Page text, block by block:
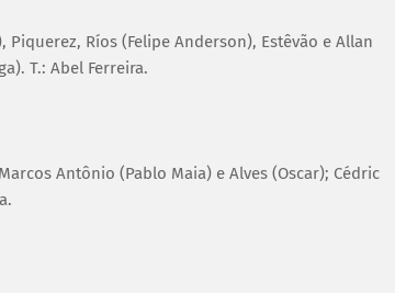
Piquerez, Ríos (Felipe Anderson), Estêvão e Allan
T.: Abel Ferreira.
Antônio (Pablo Maia) e Alves (Oscar); Cédric